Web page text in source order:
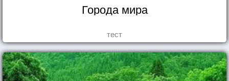
Города мира
тест